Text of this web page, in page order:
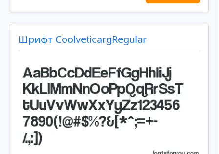
Шрифт CoolveticargRegular